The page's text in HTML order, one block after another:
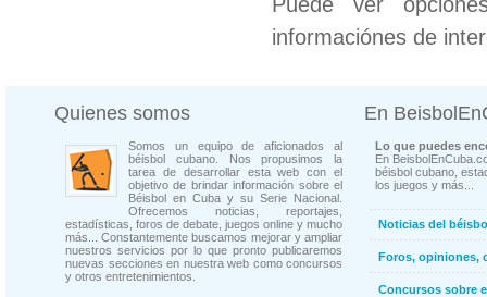
informaciónes de
Quienes somos
Somos un equipo de aficionados al
béisbol cubano. Nos propusimos la
tarea de desarrollar esta web con el
objetivo de brindar información sobre el
Béisbol en Cuba y su Serie Nacional.
Ofrecemos noticias, reportajes,
estadísticas, foros de debate, juegos online y mucho
más... Constantemente buscamos mejorar y ampliar
nuestros servicios por lo que pronto publicaremos
nuevas secciones en nuestra web como concursos
y otros entretenimientos.
En
Lo que puedes
En
béisbol cubano,
los juegos y más...
Noticias del
Foros, opiniones,
Concursos sobre